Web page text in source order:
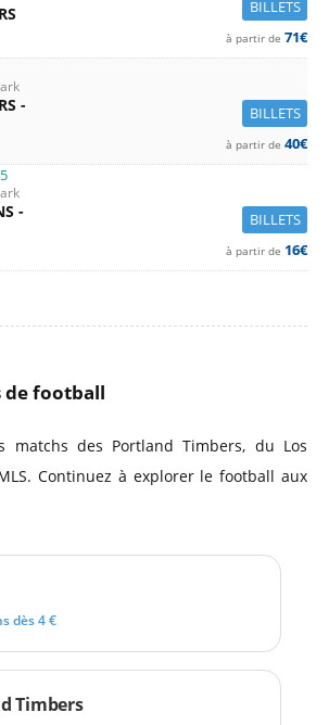
BILLETS
à partir de 71€
BILLETS
-
à partir de 40€
BILLETS
-
à partir de 16€
de football
matchs des Portland Timbers, du Los
Continuez à explorer le football aux
dès 4 €
Timbers